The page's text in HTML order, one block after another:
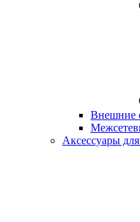
Внешние
Аксессуары